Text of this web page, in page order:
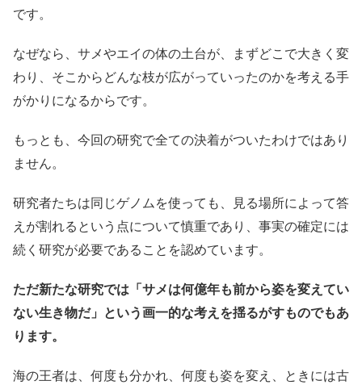
です。
なぜなら、サメやエイの体の土台が、まずどこで大きく変
わり、そこからどんな枝が広がっていったのかを考える手
がかりになるからです。
もっとも、今回の研究で全ての決着がついたわけではあり
ません。
研究者たちは同じゲノムを使っても、見る場所によって答
えが割れるという点について慎重であり、事実の確定には
続く研究が必要であることを認めています。
ただ新たな研究では「サメは何億年も前から姿を変えてい
ない生き物だ」という画一的な考えを揺るがすものでもあ
ります。
海の王者は、何度も分かれ、何度も姿を変え、ときには古